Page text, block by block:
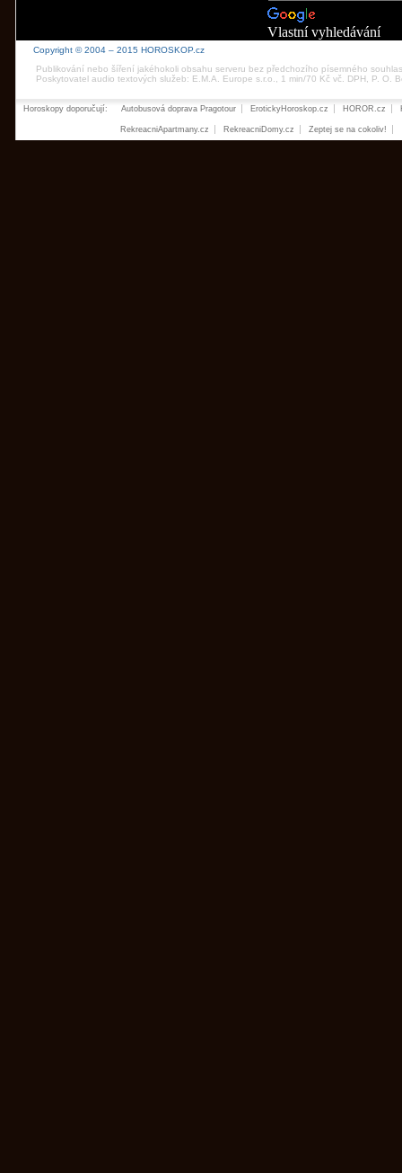
Vlastní vyhledávání
Copyright © 2004 – 2015 HOROSKOP.cz
Publikování nebo šíření jakéhokoli obsahu serveru bez předchozího písemného
Poskytovatel audio textových služeb: E.M.A. Europe s.r.o., 1 min/70 Kč vč. DPH, P. O.
Horoskopy doporučují: Autobusová doprava Pragotour ErotickyHoroskop.cz HOROR.cz
RekreacniApartmany.cz RekreacniDomy.cz Zeptej se na cokoliv!